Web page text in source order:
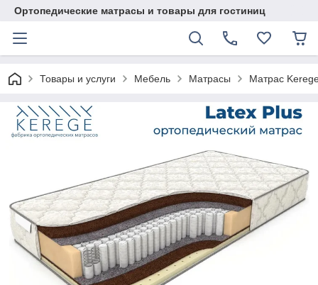
Ортопедические матрасы и товары для гостиниц
Товары и услуги Мебель Матрасы Матрас